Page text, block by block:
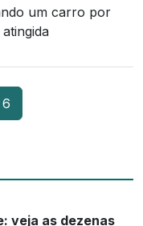
um carro por
6
veja as dezenas